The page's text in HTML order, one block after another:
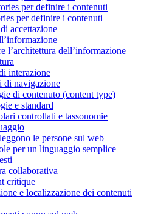
per definire i contenuti
per definire i contenuti
accettazione
l’architettura dell’informazione
interazione
di navigazione
di contenuto (content type)
e standard
controllati e tassonomie
le persone sul web
per un linguaggio semplice
collaborativa
critique
e localizzazione dei contenuti